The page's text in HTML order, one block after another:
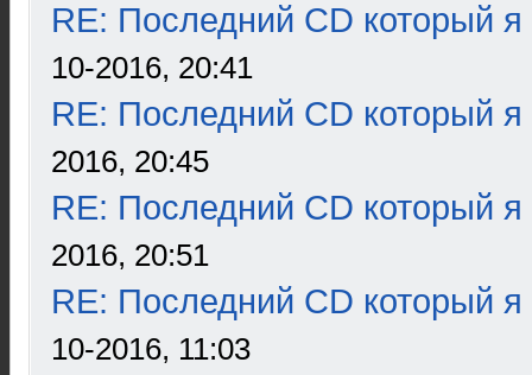
RE: Последний CD который я
10-2016, 20:41
RE: Последний CD который я
2016, 20:45
RE: Последний CD который я
2016, 20:51
RE: Последний CD который я
10-2016, 11:03